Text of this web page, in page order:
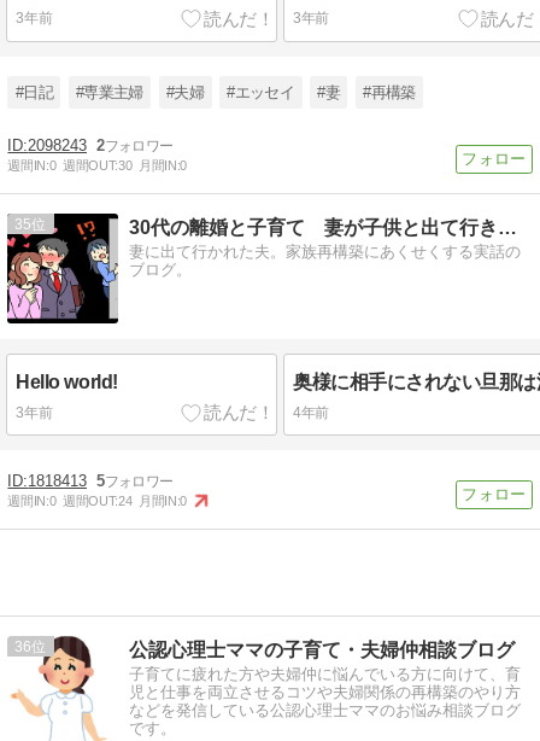
3年前 3年前
#日記 #専業主婦 #夫婦 #エッセイ #妻 #再構築
2098243 2
週間IN:0 週間OUT:30 月間IN:0
35 30代の離婚と子育て 妻が子供と出て行きました
妻に出て行かれた夫。家族再構築にあくせくする実話の
ブログ。
Hello world!
3年前 4年前
1818413 5
週間IN:0 週間OUT:24 月間IN:0
36 公認心理士ママの子育て・夫婦仲相談ブログ
子育てに疲れた方や夫婦仲に悩んでいる方に向けて、育
児と仕事を両立させるコツや夫婦関係の再構築のやり方
などを発信している公認心理士ママのお悩み相談ブログ
です。